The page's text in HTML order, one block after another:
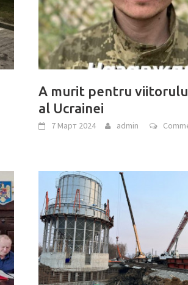
A murit pentru
al Ucrainei
7 Март 2024 admin